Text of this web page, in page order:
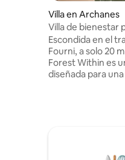
Villa en Archanes
Villa de bienestar
En medio del
Escondida en el
Fourni, a solo 20
Forest Within es
diseñada para
descanso
finca de dos
hidromasaje y